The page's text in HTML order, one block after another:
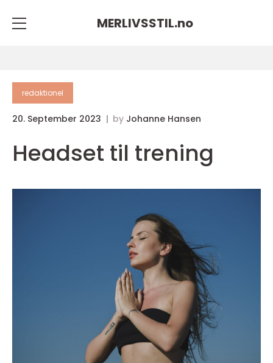
MERLIVSSTIL.no
redaktionel
20. September 2023 by Johanne Hansen
Headset til trening